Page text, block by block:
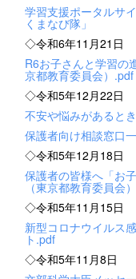
学習支援ポータルサ
くまなび隊」
◇令和6年11月21日
R6お子さんと学習の
京都教育委員会）.pdf
◇令和5年12月22日
不安や悩みがあると
保護者向け相談窓口
◇令和5年12月18日
保護者の皆様へ「お
（東京都教育委員会）
◇令和5年11月15日
新型コロナウイルス
ト.pdf
◇令和5年11月8日